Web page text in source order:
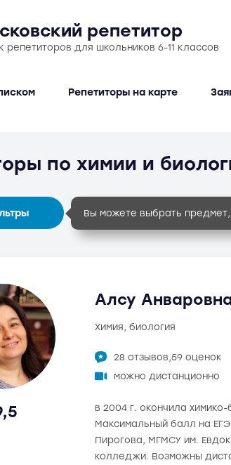
репетитор
репетиторов для школьников 6-11 классов
Репетиторы на карте
по химии и
Вы можете выбрать
Алсу
химия, биология
28 отзывов,59 оценок
можно дистанционно
в 2004 г. окончила
Максимальный балл на
Пирогова, МГМСУ им.
колледжи. Возможны